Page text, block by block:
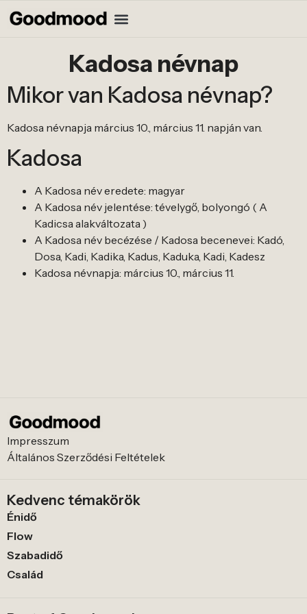
Kadosa névnap
Mikor van Kadosa névnap?
Kadosa névnapja március 10., március 11. napján van.
Kadosa
A Kadosa név eredete: magyar
A Kadosa név jelentése: tévelygő, bolyongó ( A
Kadicsa alakváltozata )
A Kadosa név becézése / Kadosa becenevei: Kadó,
Dosa, Kadi, Kadika, Kadus, Kaduka, Kadi, Kadesz
Kadosa névnapja: március 10., március 11.
Impresszum
Általános Szerződési Feltételek
Kedvenc témakörök
Énidő
Flow
Szabadidő
Család